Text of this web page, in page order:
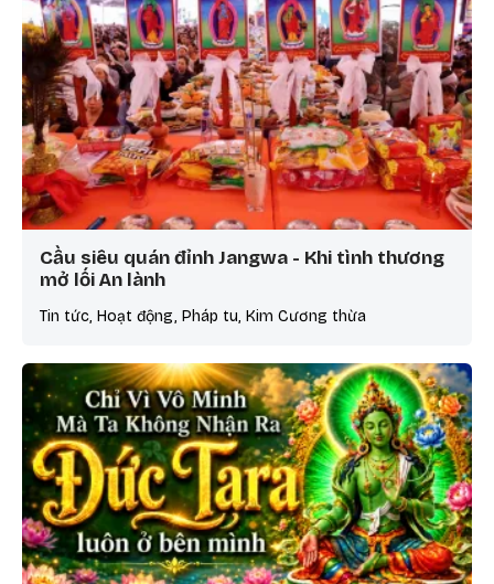
Cầu siêu quán đỉnh Jangwa - Khi tình thương
mở lối An lành
Tin tức, Hoạt động, Pháp tu, Kim Cương thừa